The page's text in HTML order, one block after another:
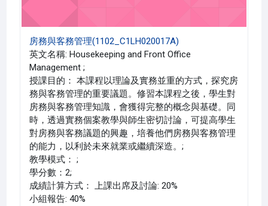
房務與客務管理(1102_C1LH020017A)
英文名稱: Housekeeping and Front Office
Management ;
授課目的： 本課程以理論及實務並重的方式，探究房
務與客務管理的重要議題。修習本課程之後，學生對
房務與客務管理知識，會獲得完整的概念與基礎。同
時，透過實務個案教學與師生密切討論，可提高學生
對房務與客務議題的興趣，培養他們房務與客務管理
的能力，以利於未來就業或繼續深造。;
教學模式： ;
學分數：2;
成績計算方式： 上課出席及討論: 20%
小組報告: 40%